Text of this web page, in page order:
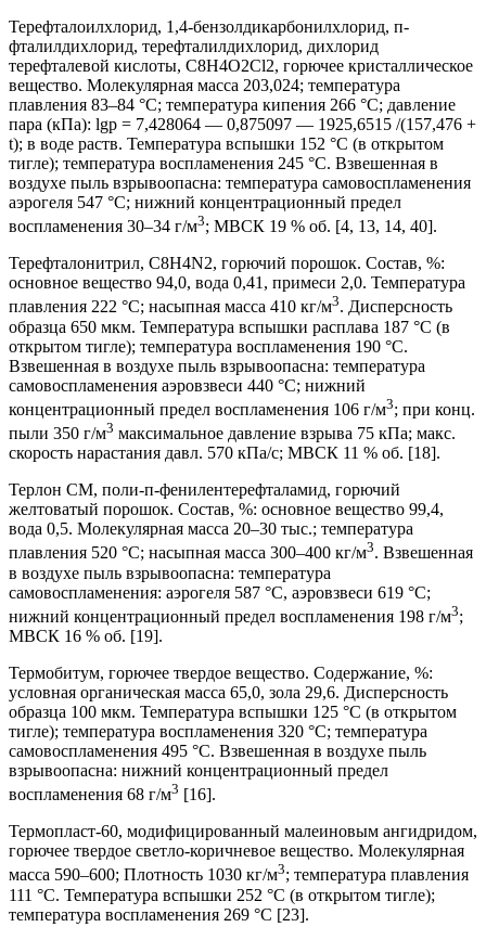
Терефталоилхлорид, 1,4-бензолдикарбонилхлорид, п-
фталилдихлорид, терефталилдихлорид, дихлорид
терефталевой кислоты, C8H4O2Cl2, горючее кристаллическое
вещество. Молекулярная масса 203,024; температура
плавления 83–84 °С; температура кипения 266 °С; давление
пара (кПа): lgp = 7,428064 — 0,875097 — 1925,6515 /(157,476 +
t); в воде раств. Температура вспышки 152 °С (в открытом
тигле); температура воспламенения 245 °С. Взвешенная в
воздухе пыль взрывоопасна: температура самовоспламенения
аэрогеля 547 °С; нижний концентрационный предел
воспламенения 30–34 г/м3; МВСК 19 % об. [4, 13, 14, 40].
Терефталонитрил, C8H4N2, горючий порошок. Состав, %:
основное вещество 94,0, вода 0,41, примеси 2,0. Температура
плавления 222 °С; насыпная масса 410 кг/м3. Дисперсность
образца 650 мкм. Температура вспышки расплава 187 °С (в
открытом тигле); температура воспламенения 190 °С.
Взвешенная в воздухе пыль взрывоопасна: температура
самовоспламенения аэровзвеси 440 °С; нижний
концентрационный предел воспламенения 106 г/м3; при конц.
пыли 350 г/м3 максимальное давление взрыва 75 кПа; макс.
скорость нарастания давл. 570 кПа/с; МВСК 11 % об. [18].
Терлон СМ, поли-п-фенилентерефталамид, горючий
желтоватый порошок. Состав, %: основное вещество 99,4,
вода 0,5. Молекулярная масса 20–30 тыс.; температура
плавления 520 °С; насыпная масса 300–400 кг/м3. Взвешенная
в воздухе пыль взрывоопасна: температура
самовоспламенения: аэрогеля 587 °С, аэровзвеси 619 °С;
нижний концентрационный предел воспламенения 198 г/м3;
МВСК 16 % об. [19].
Термобитум, горючее твердое вещество. Содержание, %:
условная органическая масса 65,0, зола 29,6. Дисперсность
образца 100 мкм. Температура вспышки 125 °С (в открытом
тигле); температура воспламенения 320 °С; температура
самовоспламенения 495 °С. Взвешенная в воздухе пыль
взрывоопасна: нижний концентрационный предел
воспламенения 68 г/м3 [16].
Термопласт-60, модифицированный малеиновым ангидридом,
горючее твердое светло-коричневое вещество. Молекулярная
масса 590–600; Плотность 1030 кг/м3; температура плавления
111 °С. Температура вспышки 252 °С (в открытом тигле);
температура воспламенения 269 °С [23].